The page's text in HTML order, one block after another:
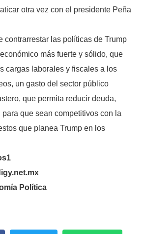
otra vez con el presidente Peña
contrarrestar las políticas de Trump
más fuerte y sólido, que
cargas laborales y fiscales a los
un gasto del sector público
que permita reducir deuda,
que sean competitivos con la
que planea Trump en los
Política